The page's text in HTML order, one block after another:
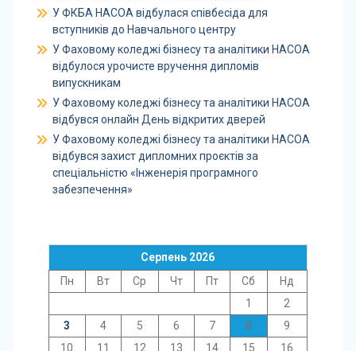
У ФКБА НАСОА відбулася співбесіда для
вступників до Навчального центру
У Фаховому коледжі бізнесу та аналітики НАСОА
відбулося урочисте вручення дипломів
випускникам
У Фаховому коледжі бізнесу та аналітики НАСОА
відбувся онлайн День відкритих дверей
У Фаховому коледжі бізнесу та аналітики НАСОА
відбувся захист дипломних проєктів за
спеціальністю «Інженерія програмного
забезпечення»
Серпень 2026
Пн
Вт Ср Чт Пт Сб
Нд
1
2
3
4 5 6 7 8
9
10
11 12 13 14 15
16